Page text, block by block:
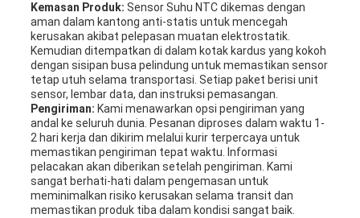
Kemasan Produk: Sensor Suhu NTC dikemas dengan
aman dalam kantong anti-statis untuk mencegah
kerusakan akibat pelepasan muatan elektrostatik.
Kemudian ditempatkan di dalam kotak kardus yang kokoh
dengan sisipan busa pelindung untuk memastikan sensor
tetap utuh selama transportasi. Setiap paket berisi unit
sensor, lembar data, dan instruksi pemasangan.
Pengiriman: Kami menawarkan opsi pengiriman yang
andal ke seluruh dunia. Pesanan diproses dalam waktu 1-
2 hari kerja dan dikirim melalui kurir terpercaya untuk
memastikan pengiriman tepat waktu. Informasi
pelacakan akan diberikan setelah pengiriman. Kami
sangat berhati-hati dalam pengemasan untuk
meminimalkan risiko kerusakan selama transit dan
memastikan produk tiba dalam kondisi sangat baik.